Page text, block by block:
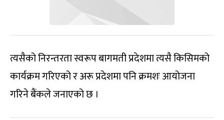
त्यसैको निरन्तरता स्वरूप बागमती प्रदेशमा त्यसै किसिमको
कार्यक्रम गरिएको र अरू प्रदेशमा पनि क्रमशः आयोजना
गरिने बैंकले जनाएको छ ।